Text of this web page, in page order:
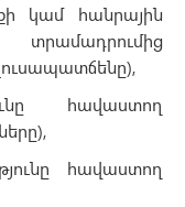
կամ հանրային
հավաստող
հավաստող